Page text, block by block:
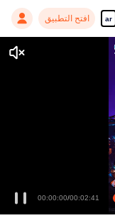
ar افتح التطبيق
00:00:00/00:02:41